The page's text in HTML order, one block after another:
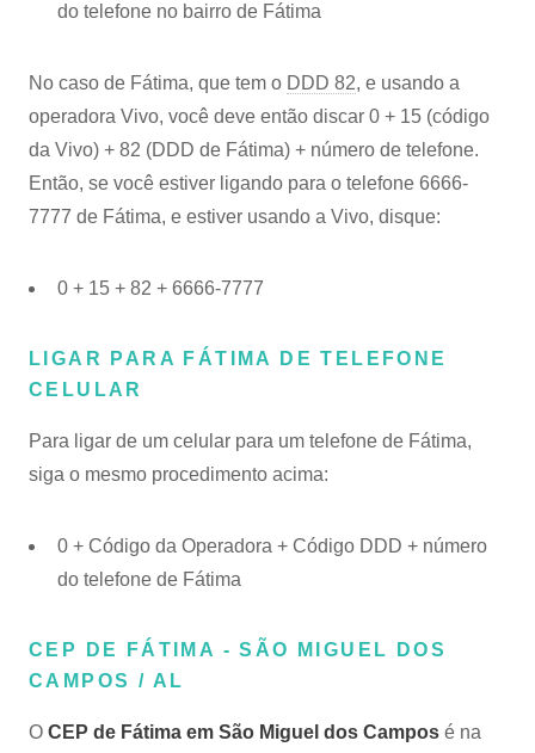
do telefone no bairro de Fátima
No caso de Fátima, que tem o DDD 82, e usando a
operadora Vivo, você deve então discar 0 + 15 (código
da Vivo) + 82 (DDD de Fátima) + número de telefone.
Então, se você estiver ligando para o telefone 6666-
7777 de Fátima, e estiver usando a Vivo, disque:
0 + 15 + 82 + 6666-7777
LIGAR PARA FÁTIMA DE TELEFONE
CELULAR
Para ligar de um celular para um telefone de Fátima,
siga o mesmo procedimento acima:
0 + Código da Operadora + Código DDD + número
do telefone de Fátima
CEP DE FÁTIMA - SÃO MIGUEL DOS
CAMPOS / AL
O CEP de Fátima em São Miguel dos Campos é na